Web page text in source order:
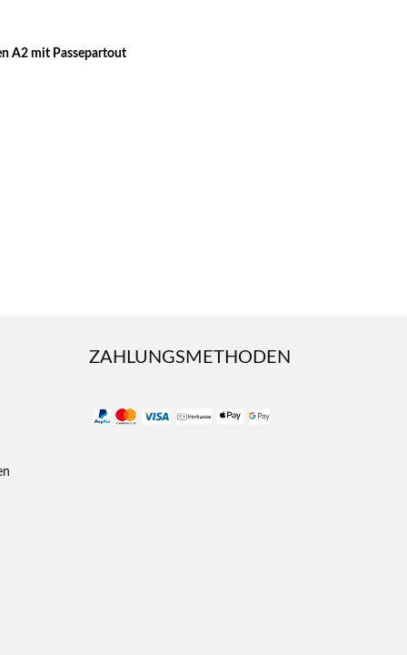
A2 mit Passepartout
ZAHLUNGSMETHODEN